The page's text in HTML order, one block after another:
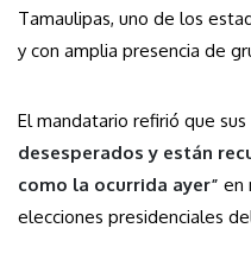
Tamaulipas, uno de los
y con amplia presencia de
El mandatario refirió que sus
desesperados y están
como la ocurrida ayer” en
elecciones presidenciales